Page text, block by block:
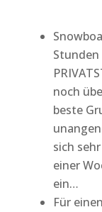
noch
beste
sich
einer
ein…
Für